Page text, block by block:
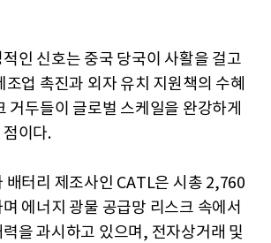
인 신호는 중국 당국이 사활을 걸고
조업 촉진과 외자 유치 지원책의 수혜
거두들이 글로벌 스케일을 완강하게
이다.
배터리 제조사인 CATL은 시총 2,760
에너지 광물 공급망 리스크 속에서
을 과시하고 있으며, 전자상거래 및